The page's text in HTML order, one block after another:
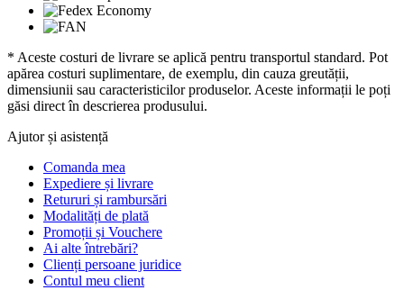
* Aceste costuri de livrare se aplică pentru transportul standard. Pot
apărea costuri suplimentare, de exemplu, din cauza greutății,
dimensiunii sau caracteristicilor produselor. Aceste informații le poți
găsi direct în descrierea produsului.
Ajutor și asistență
Comanda mea
Expediere și livrare
Retururi și rambursări
Modalități de plată
Promoții și Vouchere
Ai alte întrebări?
Clienți persoane juridice
Contul meu client